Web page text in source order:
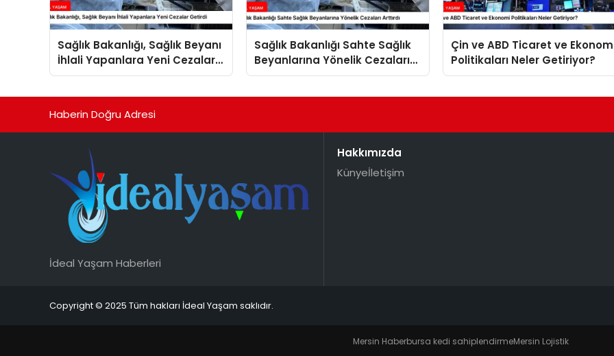
Sağlık Bakanlığı, Sağlık Beyanı
İhlali Yapanlara Yeni Cezalar
Getirdi
Sağlık Bakanlığı Sahte Sağlık
Beyanlarına Yönelik Cezaları
Arttırdı
Çin ve ABD Ticaret ve
Politikaları Neler Getiriyor?
Haberin Doğru Adresi
İdeal Yaşam Haberleri
Hakkımızda
Künyeİletişim
Copyright © 2025 Tüm hakları İdeal Yaşam saklıdır.
Mersin Haberbursa kedi sahiplendirmeMersin Lojistik